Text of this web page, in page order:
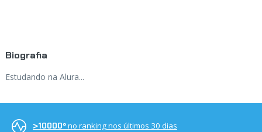
Biografia
Estudando na Alura...
>10000ºno ranking nos últimos 30 dias